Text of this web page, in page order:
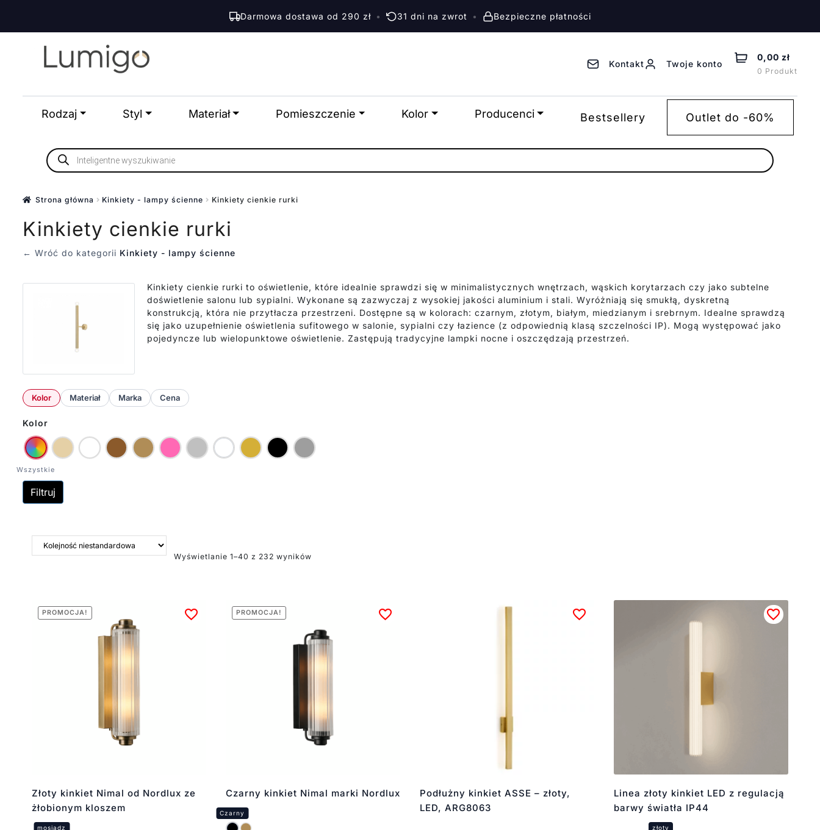
Darmowa dostawa od 290 zł • 31 dni na zwrot • Bezpieczne płatności
Przejdź
nawigacji
Przejdź
treści
Kontakt Twoje konto
Rodzaj Styl Materiał Pomieszczenie Kolor Producenci Bestsellery Outlet do -60%
0,00 zł
0 Produkt
Wyszukiwarka
produktów
Strona główna Kinkiety - lampy ścienne Kinkiety cienkie rurki
Kinkiety cienkie rurki
← Wróć do kategorii Kinkiety - lampy ścienne
Kinkiety cienkie rurki to oświetlenie, które idealnie sprawdzi się w minimalistycznych wnętrzach, wąskich korytarzach czy jako subtelne
doświetlenie salonu lub sypialni. Wykonane są zazwyczaj z wysokiej jakości aluminium i stali. Wyróżniają się smukłą, dyskretną
konstrukcją, która nie przytłacza przestrzeni. Dostępne są w kolorach: czarnym, złotym, białym, miedzianym i srebrnym. Idealne sprawdzą
się jako uzupełnienie oświetlenia sufitowego w salonie, sypialni czy łazience (z odpowiednią klasą szczelności IP). Mogą występować jako
pojedyncze lub wielopunktowe oświetlenie. Zastępują tradycyjne lampki nocne i oszczędzają przestrzeń.
Kolor Materiał Marka Cena
Kolor
Filtruj
Wyświetlanie 1–40 z 232 wyników
Złoty kinkiet Nimal od Nordlux ze
żłobionym kloszem
PROMOCJA!
Czarny kinkiet Nimal marki Nordlux
PROMOCJA!
Podłużny kinkiet ASSE – złoty,
LED, ARG8063
Linea złoty kinkiet LED z regulacją
barwy światła IP44